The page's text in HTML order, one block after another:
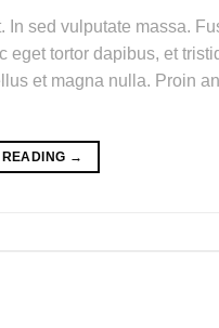
In sed vulputate massa.
tortor dapibus, et
et magna nulla. Proin
→